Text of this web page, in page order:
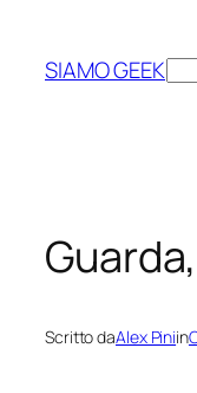
contenuto
SIAMO GEEK
Scritto daAlex Piniin